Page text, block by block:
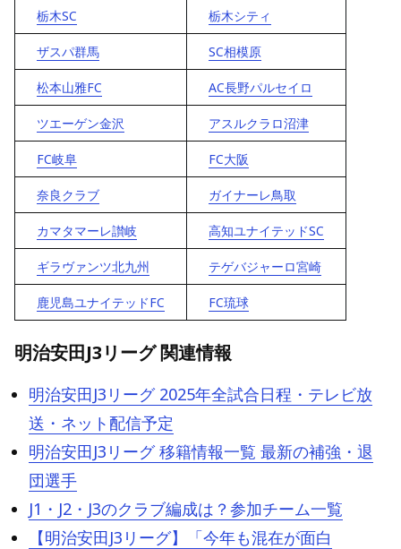
栃木SC 栃木シティ
ザスパ群馬 SC相模原
松本山雅FC AC長野パルセイロ
ツエーゲン金沢 アスルクラロ沼津
FC岐阜 FC大阪
奈良クラブ ガイナーレ鳥取
カマタマーレ讃岐 高知ユナイテッドSC
ギラヴァンツ北九州 テゲバジャーロ宮崎
鹿児島ユナイテッドFC FC琉球
明治安田J3リーグ 関連情報
明治安田J3リーグ 2025年全試合日程・テレビ放
送・ネット配信予定
明治安田J3リーグ 移籍情報一覧 最新の補強・退
団選手
J1・J2・J3のクラブ編成は？参加チーム一覧
【明治安田J3リーグ】「今年も混在が面白